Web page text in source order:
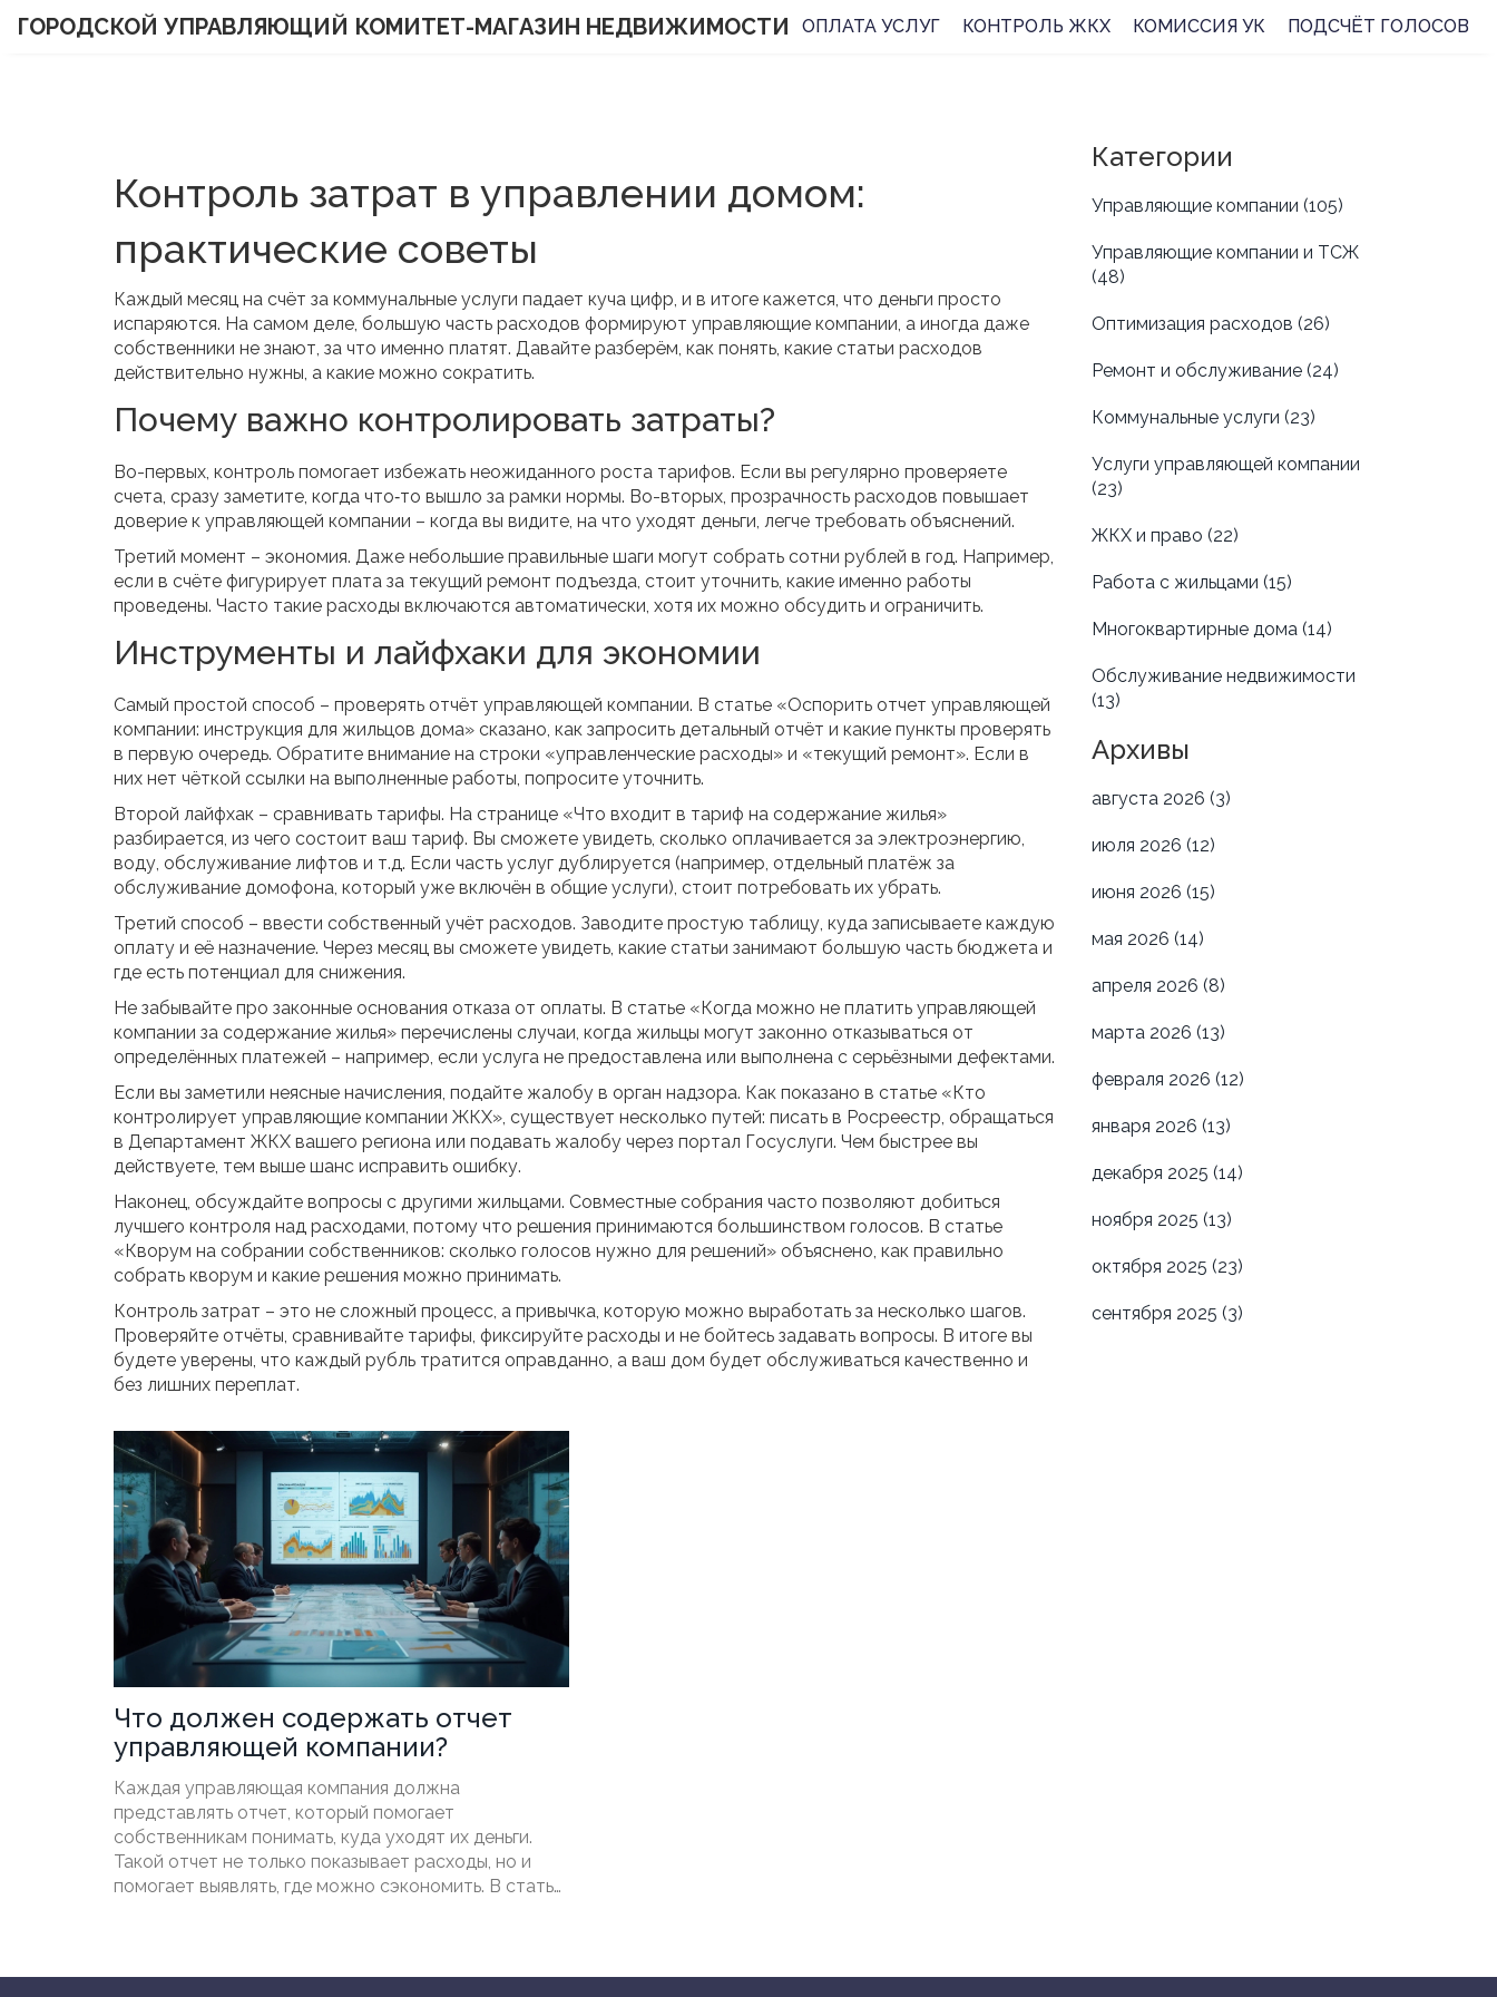
ГОРОДСКОЙ УПРАВЛЯЮЩИЙ КОМИТЕТ-МАГАЗИН НЕДВИЖИМОСТИ ОПЛАТА УСЛУГ КОНТРОЛЬ ЖКХ КОМИССИЯ УК ПОДСЧЁТ ГОЛОСОВ
Контроль затрат в управлении домом:
практические советы
Каждый месяц на счёт за коммунальные услуги падает куча цифр, и в итоге кажется, что деньги просто
испаряются. На самом деле, большую часть расходов формируют управляющие компании, а иногда даже
собственники не знают, за что именно платят. Давайте разберём, как понять, какие статьи расходов
действительно нужны, а какие можно сократить.
Почему важно контролировать затраты?
Во-первых, контроль помогает избежать неожиданного роста тарифов. Если вы регулярно проверяете
счета, сразу заметите, когда что‑то вышло за рамки нормы. Во-вторых, прозрачность расходов повышает
доверие к управляющей компании – когда вы видите, на что уходят деньги, легче требовать объяснений.
Третий момент – экономия. Даже небольшие правильные шаги могут собрать сотни рублей в год. Например,
если в счёте фигурирует плата за текущий ремонт подъезда, стоит уточнить, какие именно работы
проведены. Часто такие расходы включаются автоматически, хотя их можно обсудить и ограничить.
Инструменты и лайфхаки для экономии
Самый простой способ – проверять отчёт управляющей компании. В статье «Оспорить отчет управляющей
компании: инструкция для жильцов дома» сказано, как запросить детальный отчёт и какие пункты проверять
в первую очередь. Обратите внимание на строки «управленческие расходы» и «текущий ремонт». Если в
них нет чёткой ссылки на выполненные работы, попросите уточнить.
Второй лайфхак – сравнивать тарифы. На странице «Что входит в тариф на содержание жилья»
разбирается, из чего состоит ваш тариф. Вы сможете увидеть, сколько оплачивается за электроэнергию,
воду, обслуживание лифтов и т.д. Если часть услуг дублируется (например, отдельный платёж за
обслуживание домофона, который уже включён в общие услуги), стоит потребовать их убрать.
Третий способ – ввести собственный учёт расходов. Заводите простую таблицу, куда записываете каждую
оплату и её назначение. Через месяц вы сможете увидеть, какие статьи занимают большую часть бюджета и
где есть потенциал для снижения.
Не забывайте про законные основания отказа от оплаты. В статье «Когда можно не платить управляющей
компании за содержание жилья» перечислены случаи, когда жильцы могут законно отказываться от
определённых платежей – например, если услуга не предоставлена или выполнена с серьёзными дефектами.
Если вы заметили неясные начисления, подайте жалобу в орган надзора. Как показано в статье «Кто
контролирует управляющие компании ЖКХ», существует несколько путей: писать в Росреестр, обращаться
в Департамент ЖКХ вашего региона или подавать жалобу через портал Госуслуги. Чем быстрее вы
действуете, тем выше шанс исправить ошибку.
Наконец, обсуждайте вопросы с другими жильцами. Совместные собрания часто позволяют добиться
лучшего контроля над расходами, потому что решения принимаются большинством голосов. В статье
«Кворум на собрании собственников: сколько голосов нужно для решений» объяснено, как правильно
собрать кворум и какие решения можно принимать.
Контроль затрат – это не сложный процесс, а привычка, которую можно выработать за несколько шагов.
Проверяйте отчёты, сравнивайте тарифы, фиксируйте расходы и не бойтесь задавать вопросы. В итоге вы
будете уверены, что каждый рубль тратится оправданно, а ваш дом будет обслуживаться качественно и
без лишних переплат.
Что должен содержать отчет
управляющей компании?
Каждая управляющая компания должна
представлять отчет, который помогает
собственникам понимать, куда уходят их деньги.
Такой отчет не только показывает расходы, но и
помогает выявлять, где можно сэкономить. В статье
Категории
Управляющие компании (105)
Управляющие компании и ТСЖ
(48)
Оптимизация расходов (26)
Ремонт и обслуживание (24)
Коммунальные услуги (23)
Услуги управляющей компании
(23)
ЖКХ и право (22)
Работа с жильцами (15)
Многоквартирные дома (14)
Обслуживание недвижимости
(13)
Архивы
августа 2026 (3)
июля 2026 (12)
июня 2026 (15)
мая 2026 (14)
апреля 2026 (8)
марта 2026 (13)
февраля 2026 (12)
января 2026 (13)
декабря 2025 (14)
ноября 2025 (13)
октября 2025 (23)
сентября 2025 (3)